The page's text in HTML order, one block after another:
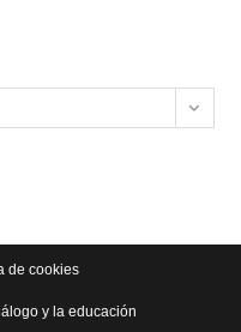
de cookies
y la educación